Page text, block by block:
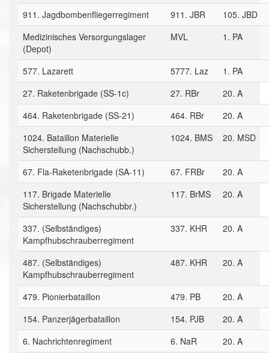
911. Jagdbombenfliegerregiment
911. JBR
105. JBD
Medizinisches Versorgungslager
(Depot)
MVL 1. PA
577. Lazarett 5777. Laz
1. PA
27. Raketenbrigade (SS-1c)
27. RBr
20. A
464. Raketenbrigade (SS-21)
464. RBr
20. A
1024. Bataillon Materielle
Sicherstellung (Nachschubb.)
1024. BMS 20. MSD
67. Fla-Raketenbrigade (SA-11) 67. FRBr
20. A
117. Brigade Materielle
Sicherstellung (Nachschubbr.)
117. BrMS 20. A
337. (Selbständiges)
Kampfhubschrauberregiment
337. KHR 20. A
487. (Selbständiges)
Kampfhubschrauberregiment
487. KHR 20. A
479. Pionierbataillon 479. PB
20. A
154. Panzerjägerbataillon
154. PJB
20. A
6. Nachrichtenregiment
6. NaR
20. A